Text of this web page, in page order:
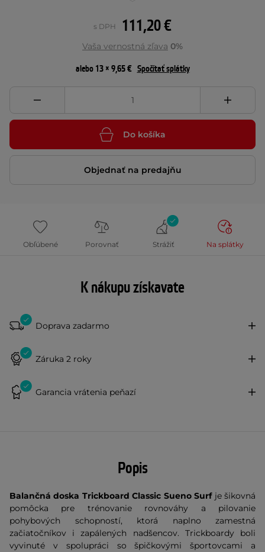
111,20 €
s DPH
Vaša vernostná zľava 0%
alebo 13 × 9,65 € Spočítať splátky
Do košíka
Objednať na predajňu
Obľúbené Porovnať Strážiť Na splátky
K nákupu získavate
Doprava zadarmo
Záruka 2 roky
Garancia vrátenia peňazí
Popis
Balančná doska Trickboard Classic Sueno Surfje šikovná
pomôcka pre trénovanie rovnováhy a pilovanie
pohybových schopností, ktorá naplno zamestná
začiatočníkov i zapálených nadšencov. Trickboardy boli
vyvinuté v spolupráci so špičkovými športovcami a